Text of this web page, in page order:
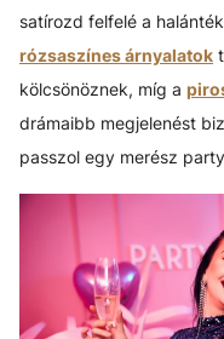
satírozd felfelé a
rózsaszínes árnyalatok
kölcsönöznek, míg a
drámaibb megjelenést
passzol egy merész